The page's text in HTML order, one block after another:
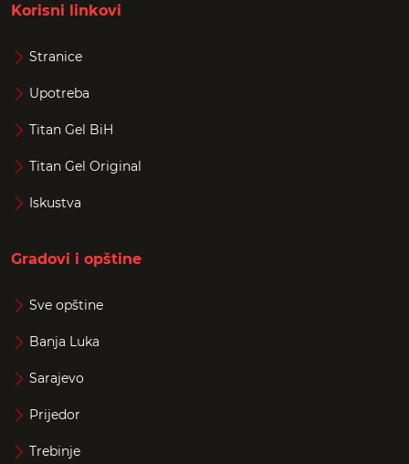
Korisni linkovi
Stranice
Upotreba
Titan Gel BiH
Titan Gel Original
Iskustva
Gradovi i opštine
Sve opštine
Banja Luka
Sarajevo
Prijedor
Trebinje